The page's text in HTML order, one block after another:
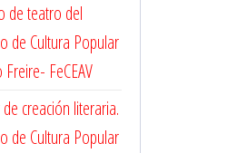
de teatro del
de Cultura Popular
Freire- FeCEAV
creación literaria.
de Cultura Popular